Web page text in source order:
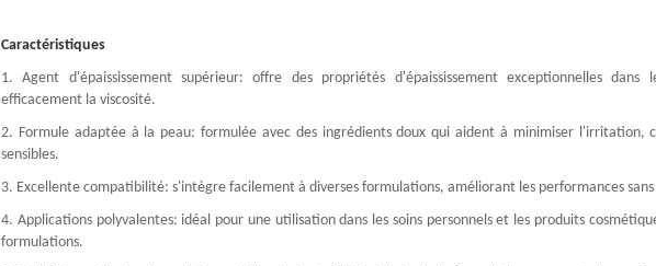
Caractéristiques
1. Agent d'épaississement supérieur: offre des propriétés d'épaississement exceptionnelles
efficacement la viscosité.
2. Formule adaptée à la peau: formulée avec des ingrédients doux qui aident à minimiser l'irritation,
sensibles.
3. Excellente compatibilité: s'intègre facilement à diverses formulations, améliorant les performances
4. Applications polyvalentes: idéal pour une utilisation dans les soins personnels et les produits
formulations.